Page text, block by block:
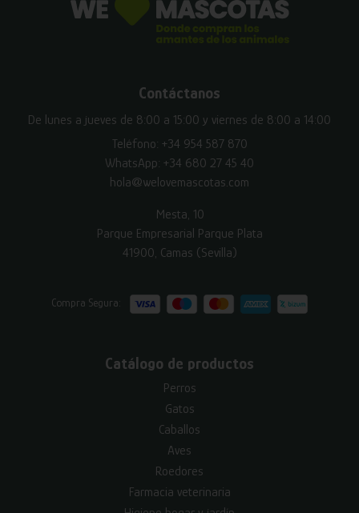
Contáctanos
De lunes a jueves de 8:00 a 15:00 y viernes de 8:00 a 14:00
Teléfono: +34 954 587 870
WhatsApp: +34 680 27 45 40
hola@welovemascotas.com
Mesta, 10
Parque Empresarial Parque Plata
41900, Camas (Sevilla)
Compra Segura:
Catálogo de productos
Perros
Gatos
Caballos
Aves
Roedores
Farmacia veterinaria